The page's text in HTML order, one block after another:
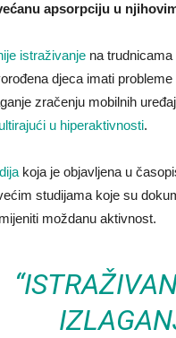
apsorpciju u
istraživanje na
djeca imati
zračenju mobilnih
u hiperaktivnosti.
koja je objavljena u
studijama koje su
moždanu aktivnost.